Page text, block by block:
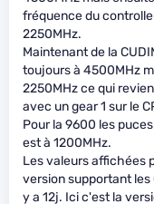
fréquence du
2250MHz.
Maintenant de la
toujours à 4500MHz
2250MHz ce qui
avec un gear 1 sur le
Pour la 9600 les
est à 1200MHz.
Les valeurs affichées
version supportant les
y a 12j. Ici c'est la